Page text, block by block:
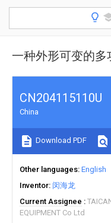
一种外形可变的多
CN204115110U
China
Download PDF
Other languages English
Inventor 闵海龙
Current Assignee
EQUIPMENT Co Ltd